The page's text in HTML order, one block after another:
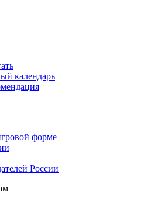
календарь
форме
России